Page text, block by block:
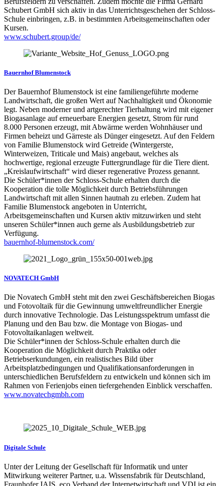
Schubert GmbH sich aktiv in das Unterrichtsgeschehen der Schloss-
Schule einbringen, z.B. in bestimmten Arbeitsgemeinschaften oder
Kursen.
www.schubert.group/de/
Bauernhof Blumenstock
Der Bauernhof Blumenstock ist eine familiengeführte moderne
Landwirtschaft, die großen Wert auf Nachhaltigkeit und Ökonomie
legt. Neben moderner und artgerechter Tierhaltung wird mit eigener
Biogasanlage auf erneuerbare Energien gesetzt, Strom für rund
8.000 Personen erzeugt, mit Abwärme werden Wohnhäuser und
Firmen beheizt und Gärreste als Dünger eingesetzt. Auf den Feldern
von Familie Blumenstock wird Getreide (Wintergerste,
Winterweizen, Triticale und Mais) angebaut, welches als
hochwertige, regional erzeugte Futtergrundlage für die Tiere dient.
„Kreislaufwirtschaft“ wird dieser regenerative Prozess genannt.
Die Schüler*innen der Schloss-Schule erhalten durch die
Kooperation die tolle Möglichkeit durch Betriebsführungen
Landwirtschaft mit allen Sinnen hautnah zu erleben. Zudem hat
Familie Blumenstock angeboten in Unterricht,
Arbeitsgemeinschaften und Kursen aktiv mitzuwirken und steht
unseren Schüler*innen auch gerne als Ausbildungsbetrieb zur
Verfügung.
bauernhof-blumenstock.com/
NOVATECH GmbH
Die Novatech GmbH steht mit den zwei Geschäftsbereichen Biogas
und Fotovoltaik für die Gewinnung umweltfreundlicher Energie
durch innovative Technologie. Das Leistungsspektrum umfasst die
Planung und den Bau bzw. die Montage von Biogas- und
Fotovoltaikanlagen weltweit.
Die Schüler*innen der Schloss-Schule erhalten durch die
Kooperation die Möglichkeit durch Praktika oder
Betriebserkundungen, ein realistisches Bild über
Arbeitsplatzbedingungen und Qualifikationsanforderungen in
unterschiedlichen Berufsfeldern zu entwickeln und können sich im
Rahmen von Ferienjobs einen tiefergehenden Einblick verschaffen.
www.novatechgmbh.com
Digitale Schule
Unter der Leitung der Gesellschaft für Informatik und unter
Mitwirkung weiterer Partner, u.a. Wissensfabrik für Deutschland,
Fraunhofer IAIS, eco Verband der Internetwirtschaft und VDI ist ein